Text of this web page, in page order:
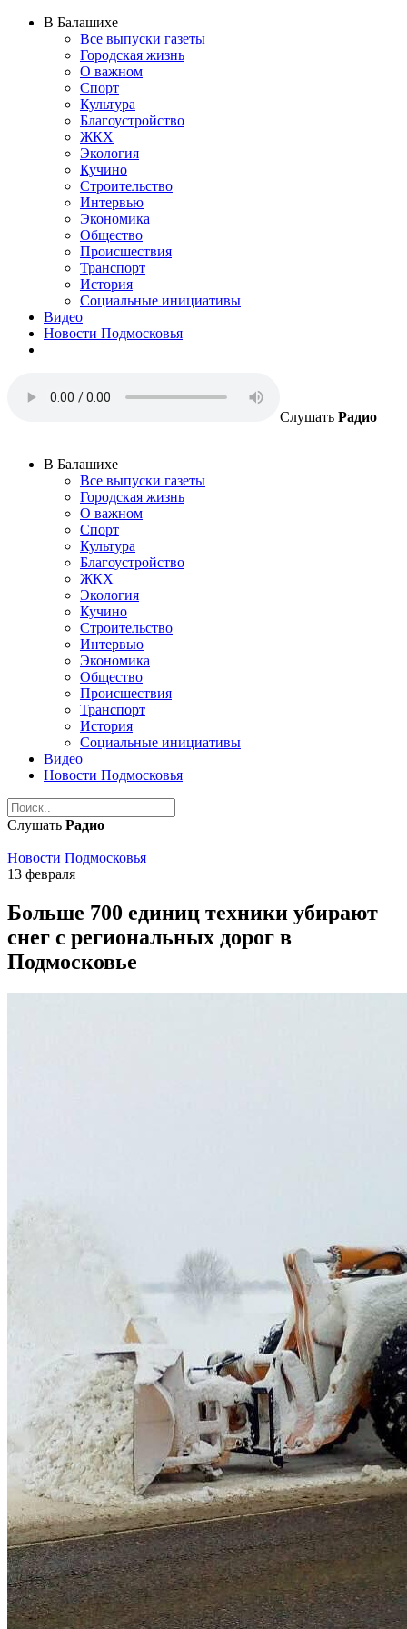
В Балашихе
Все выпуски газеты
Городская жизнь
О важном
Спорт
Культура
Благоустройство
ЖКХ
Экология
Кучино
Строительство
Интервью
Экономика
Общество
Происшествия
Транспорт
История
Социальные инициативы
Видео
Новости Подмосковья
Слушать Радио
В Балашихе
Все выпуски газеты
Городская жизнь
О важном
Спорт
Культура
Благоустройство
ЖКХ
Экология
Кучино
Строительство
Интервью
Экономика
Общество
Происшествия
Транспорт
История
Социальные инициативы
Видео
Новости Подмосковья
Слушать Радио
Новости Подмосковья
13 февраля
Больше 700 единиц техники убирают
снег с региональных дорог в
Подмосковье